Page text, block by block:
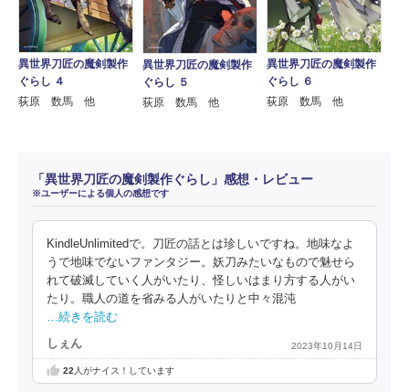
異世界刀匠の魔剣製作
ぐらし ４
荻原 数馬 他
異世界刀匠の魔剣製作
ぐらし ５
荻原 数馬 他
異世界刀匠の魔剣製作
ぐらし ６
荻原 数馬 他
「異世界刀匠の魔剣製作ぐらし」感想・レビュー
※ユーザーによる個人の感想です
KindleUnlimitedで。刀匠の話とは珍しいですね。地味なよ
うで地味でないファンタジー。妖刀みたいなもので魅せら
れて破滅していく人がいたり、怪しいはまり方する人がい
たり。職人の道を省みる人がいたりと中々混沌
…続きを読む
しぇん 2023年10月14日
22人がナイス！しています